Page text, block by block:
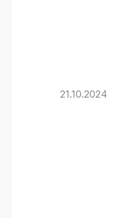
21.10.2024